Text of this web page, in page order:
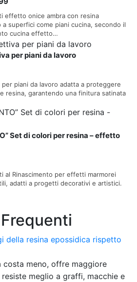
di
prezzo:
da
€74,99
a
effetto onice ambra con resina
a superfici come piani cucina, secondo il
cucina effetto…
per piani da lavoro
attuale
piani da lavoro adatta a proteggere
resina, garantendo una finitura satinata
Set di colori per resina – effetto
al Rinascimento per effetti marmorei
adatti a progetti decorativi e artistici.
della resina epossidica rispetto
costa meno, offre maggiore
meglio a graffi, macchie e